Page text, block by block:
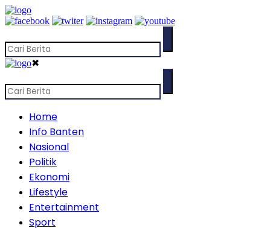
✖
Home
Info Banten
Nasional
Politik
Ekonomi
Lifestyle
Entertainment
Sport